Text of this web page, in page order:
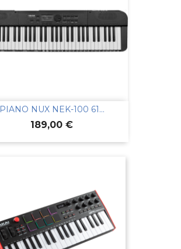
PIANO NUX NEK-100 61...
Prix
189,00 €